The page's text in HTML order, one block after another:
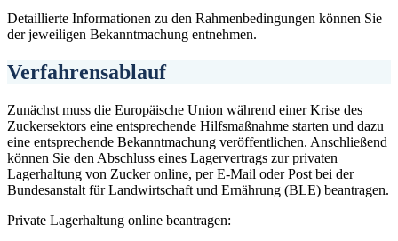
Detaillierte Informationen zu den Rahmenbedingungen können Sie
der jeweiligen Bekanntmachung entnehmen.
Verfahrensablauf
Zunächst muss die Europäische Union während einer Krise des
Zuckersektors eine entsprechende Hilfsmaßnahme starten und dazu
eine entsprechende Bekanntmachung veröffentlichen. Anschließend
können Sie den Abschluss eines Lagervertrags zur privaten
Lagerhaltung von Zucker online, per E-Mail oder Post bei der
Bundesanstalt für Landwirtschaft und Ernährung (BLE) beantragen.
Private Lagerhaltung online beantragen: